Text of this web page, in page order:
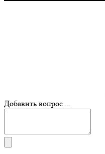
Добавить вопрос ...